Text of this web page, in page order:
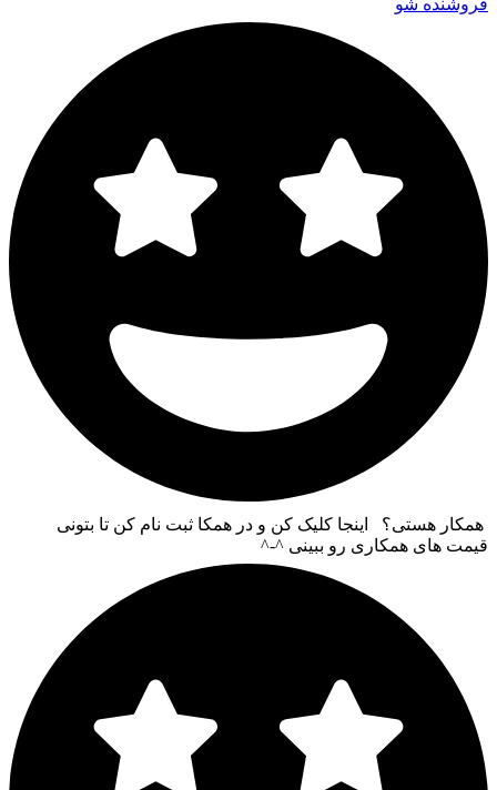
فروشنده شو
همکار هستی؟ اینجا کلیک کن و در همکا ثبت نام کن تا بتونی
قیمت های همکاری رو ببینی ^-^